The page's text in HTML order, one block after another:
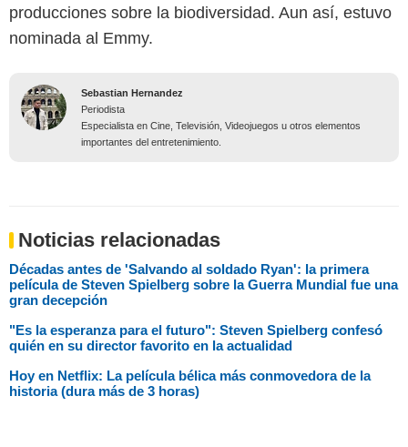
producciones sobre la biodiversidad. Aun así, estuvo
nominada al Emmy.
Sebastian Hernandez
Periodista
Especialista en Cine, Televisión, Videojuegos u otros elementos
importantes del entretenimiento.
Noticias relacionadas
Décadas antes de 'Salvando al soldado Ryan': la primera
película de Steven Spielberg sobre la Guerra Mundial fue una
gran decepción
"Es la esperanza para el futuro": Steven Spielberg confesó
quién en su director favorito en la actualidad
Hoy en Netflix: La película bélica más conmovedora de la
historia (dura más de 3 horas)